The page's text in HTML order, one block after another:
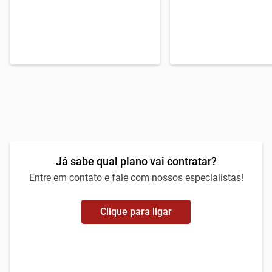
Já sabe qual plano vai contratar?
Entre em contato e fale com nossos especialistas!
Clique para ligar